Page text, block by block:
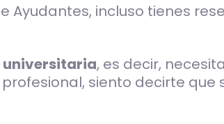
Ayudantes, incluso tienes
universitaria, es decir,
siento decirte que